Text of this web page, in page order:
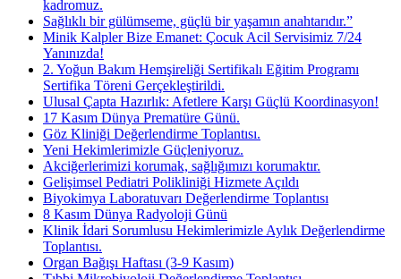
kadromuz.
Sağlıklı bir gülümseme, güçlü bir yaşamın anahtarıdır.”
Minik Kalpler Bize Emanet: Çocuk Acil Servisimiz 7/24
Yanınızda!
2. Yoğun Bakım Hemşireliği Sertifikalı Eğitim Programı
Sertifika Töreni Gerçekleştirildi.
Ulusal Çapta Hazırlık: Afetlere Karşı Güçlü Koordinasyon!
17 Kasım Dünya Prematüre Günü.
Göz Kliniği Değerlendirme Toplantısı.
Yeni Hekimlerimizle Güçleniyoruz.
Akciğerlerimizi korumak, sağlığımızı korumaktır.
Gelişimsel Pediatri Polikliniği Hizmete Açıldı
Biyokimya Laboratuvarı Değerlendirme Toplantısı
8 Kasım Dünya Radyoloji Günü
Klinik İdari Sorumlusu Hekimlerimizle Aylık Değerlendirme
Toplantısı.
Organ Bağışı Haftası (3-9 Kasım)